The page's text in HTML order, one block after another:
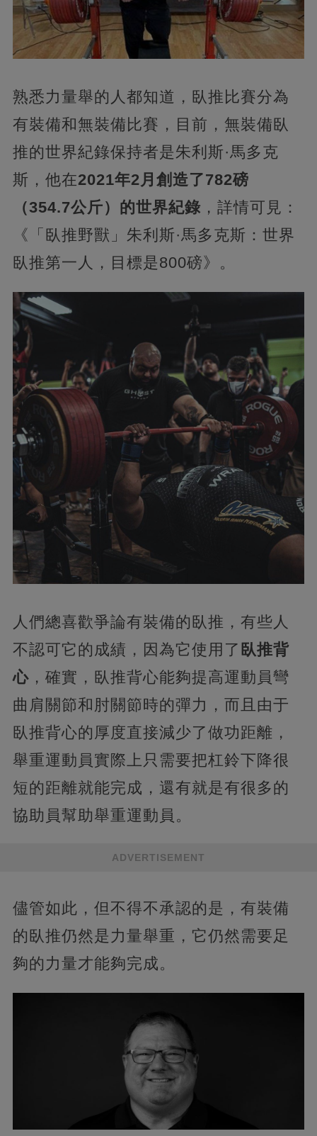
熟悉力量舉的人都知道，臥推比賽分為
有裝備和無裝備比賽，目前，無裝備臥
推的世界紀錄保持者是朱利斯·馬多克
斯，他在2021年2月創造了782磅
（354.7公斤）的世界紀錄 ，詳情可見：
《「臥推野獸」朱利斯·馬多克斯：世界
臥推第一人，目標是800磅》。
人們總喜歡爭論有裝備的臥推，有些人
不認可它的成績，因為它使用了 臥推背
心，確實，臥推背心能夠提高運動員彎
曲肩關節和肘關節時的彈力，而且由于
臥推背心的厚度直接減少了做功距離，
舉重運動員實際上只需要把杠鈴下降很
短的距離就能完成，還有就是有很多的
協助員幫助舉重運動員。
ADVERTISEMENT
儘管如此，但不得不承認的是，有裝備
的臥推仍然是力量舉重，它仍然需要足
夠的力量才能夠完成。